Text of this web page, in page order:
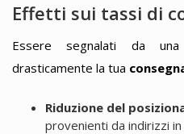
Effetti sui tassi di
Essere segnalati da
drasticamente la tua
Riduzione del
provenienti da indirizzi